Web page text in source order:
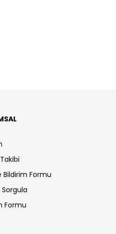
Bildirim Formu
Sorgula
Formu